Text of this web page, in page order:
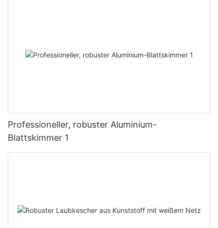
Professioneller, robuster Aluminium-
Blattskimmer 1